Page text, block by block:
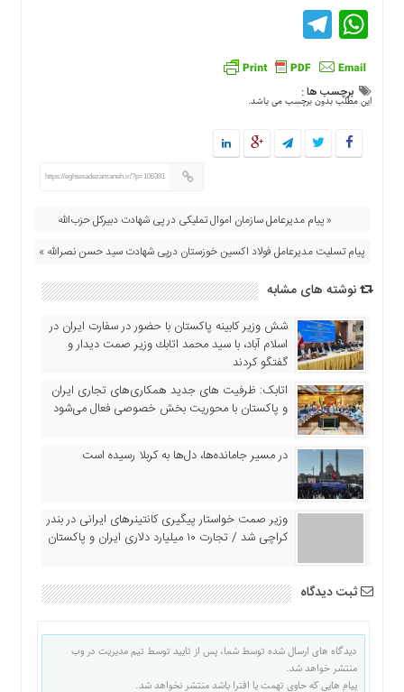
یادداشت
چند
رسانه
یادداشت
WhatsApp
Telegram
برچسب ها :
این مطلب بدون برچسب می باشد.
https://eghtesadezamaneh.ir/?p=106381
« پیام مدیرعامل سازمان اموال تملیکی در پی شهادت دبیرکل حزب‌الله
پیام تسلیت مدیرعامل فولاد اکسین خوزستان درپی شهادت سید حسن نصرالله »
نوشته های مشابه
شش وزیر کابینه پاکستان با حضور در سفارت ایران در
اسلام آباد، با سيد محمد اتابك وزير صمت ديدار و
گفتگو كردند
اتابک: ظرفیت های جدید همکاری‌های تجاری ایران
و پاکستان با محوریت بخش خصوصی فعال می‌شود
در مسیر جا‌مانده‌ها، دل‌ها به کربلا رسیده است
وزیر صمت خواستار پیگیری کانتینرهای ایرانی در بندر
کراچی شد / تجارت ۱۰ میلیارد دلاری ایران و پاکستان
ثبت دیدگاه
دیدگاه های ارسال شده توسط شما، پس از تایید توسط تیم مدیریت در وب
منتشر خواهد شد.
پیام هایی که حاوی تهمت یا افترا باشد منتشر نخواهد شد.